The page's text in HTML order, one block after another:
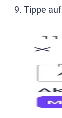
Tippe auf